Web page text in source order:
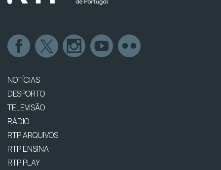
NOTÍCIAS
DESPORTO
TELEVISÃO
RÁDIO
RTP ARQUIVOS
RTP ENSINA
RTP PLAY